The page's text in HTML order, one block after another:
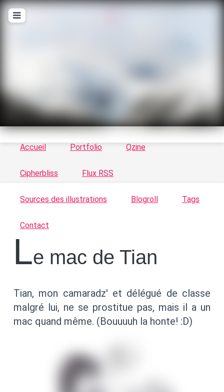
Le vortex à chats - Illustrations, trucs en tout
genre par Tykayn
Accueil Portfolio Qzine
Cipherbliss Flux RSS
Sources des illustrations Blogroll Tags
Contact
Le mac de Tian
Tian, mon camaradz' et délégué de classe
malgré lui, ne se prostitue pas, mais il a un
mac quand même. (Bouuuuh la honte! :D)